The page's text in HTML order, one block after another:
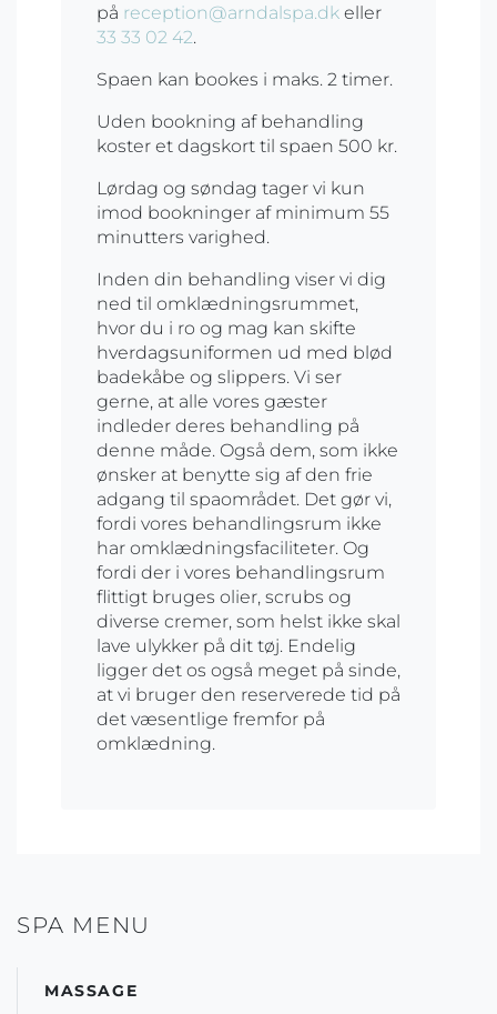
på reception@arndalspa.dk eller
33 33 02 42.
Spaen kan bookes i maks. 2 timer.
Uden bookning af behandling
koster et dagskort til spaen 500 kr.
Lørdag og søndag tager vi kun
imod bookninger af minimum 55
minutters varighed.
Inden din behandling viser vi dig
ned til omklædningsrummet,
hvor du i ro og mag kan skifte
hverdagsuniformen ud med blød
badekåbe og slippers. Vi ser
gerne, at alle vores gæster
indleder deres behandling på
denne måde. Også dem, som ikke
ønsker at benytte sig af den frie
adgang til spaområdet. Det gør vi,
fordi vores behandlingsrum ikke
har omklædningsfaciliteter. Og
fordi der i vores behandlingsrum
flittigt bruges olier, scrubs og
diverse cremer, som helst ikke skal
lave ulykker på dit tøj. Endelig
ligger det os også meget på sinde,
at vi bruger den reserverede tid på
det væsentlige fremfor på
omklædning.
SPA MENU
MASSAGE